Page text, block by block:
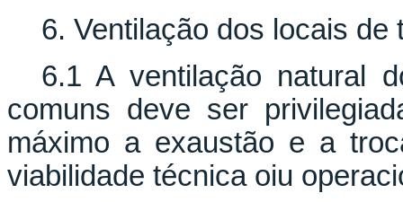
6. Ventilação dos locais
6.1 A ventilação natural
comuns deve ser
máximo a exaustão e a
viabilidade técnica oiu